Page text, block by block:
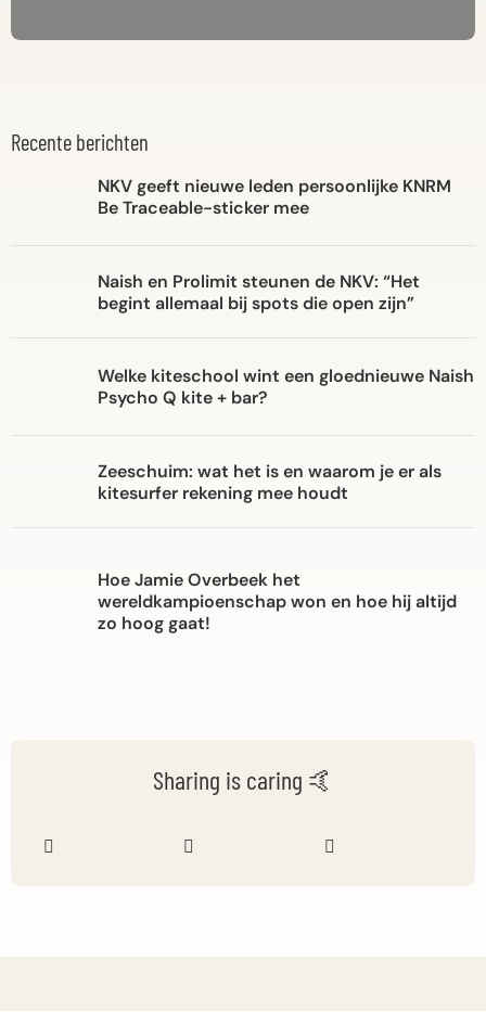
Recente berichten
NKV geeft nieuwe leden persoonlijke KNRM
Be Traceable-sticker mee
Naish en Prolimit steunen de NKV: “Het
begint allemaal bij spots die open zijn”
Welke kiteschool wint een gloednieuwe Naish
Psycho Q kite + bar?
Zeeschuim: wat het is en waarom je er als
kitesurfer rekening mee houdt
Hoe Jamie Overbeek het
wereldkampioenschap won en hoe hij altijd
zo hoog gaat!
Sharing is caring 🤙